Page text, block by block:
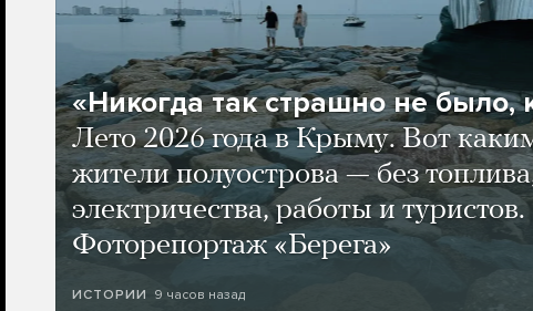
«Никогда так страшно не было,
Лето 2026 года в Крыму. Вот
жители полуострова — без
электричества, работы и туристов.
Фоторепортаж «Берега»
ИСТОРИИ 9 часов назад